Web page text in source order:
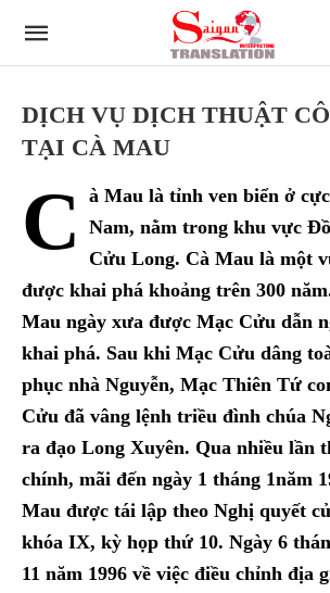
DỊCH VỤ DỊCH THUẬT
TẠI CÀ MAU
C
à Mau là tỉnh ven biển ở
Nam, nằm trong khu vực
Cửu Long. Cà Mau là một
được khai phá khoảng trên 300
Mau ngày xưa được Mạc Cửu dẫn
khai phá. Sau khi Mạc Cửu dâng
phục nhà Nguyễn, Mạc Thiên Tứ
Cửu đã vâng lệnh triều đình chúa
ra đạo Long Xuyên. Qua nhiều lần
chính, mãi đến ngày 1 tháng 1năm
Mau được tái lập theo Nghị quyết
khóa IX, kỳ họp thứ 10. Ngày 6
11 năm 1996 về việc điều chỉnh địa